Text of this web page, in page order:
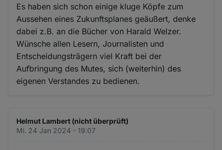
Es haben sich schon einige kluge Köpfe zum
Aussehen eines Zukunftsplanes geäußert, denke
dabei z.B. an die Bücher von Harald Welzer.
Wünsche allen Lesern, Journalisten und
Entscheidungsträgern viel Kraft bei der
Aufbringung des Mutes, sich (weiterhin) des
eigenen Verstandes zu bedienen.
Helmut Lambert (nicht überprüft)
Mi. 24 Jan 2024 - 19:07